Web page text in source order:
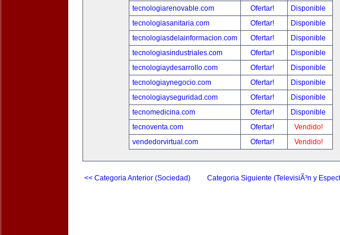
tecnologiarenovable.com
Ofertar!
Disponible
tecnologiasanitaria.com
Ofertar!
Disponible
tecnologiasdelainformacion.com
Ofertar!
Disponible
tecnologiasindustriales.com
Ofertar!
Disponible
tecnologiaydesarrollo.com
Ofertar!
Disponible
tecnologiaynegocio.com
Ofertar!
Disponible
tecnologiayseguridad.com
Ofertar!
Disponible
tecnomedicina.com
Ofertar!
Disponible
tecnoventa.com
Ofertar!
Vendido!
vendedorvirtual.com
Ofertar! Vendido!
<< Categoria Anterior (Sociedad) Categoria Siguiente (TelevisiÃ³n y